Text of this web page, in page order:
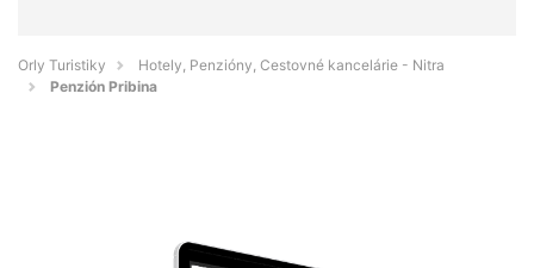
Orly Turistiky
Hotely, Penzióny, Cestovné kancelárie - Nitra
Penzión Pribina